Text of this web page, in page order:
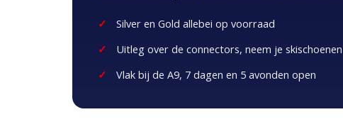
Silver en Gold allebei op voorraad
Uitleg over de connectors, neem je
Vlak bij de A9, 7 dagen en 5 avonden open